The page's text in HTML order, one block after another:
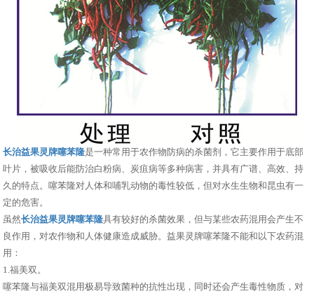
长治益果灵牌噻苯隆是一种常用于农作物防病的杀菌剂，它主要作用于底部
叶片，被吸收后能防治白粉病、炭疽病等多种病害，并具有广谱、高效、持
久的特点。噻苯隆对人体和哺乳动物的毒性较低，但对水生生物和昆虫有一
定的危害。
虽然长治益果灵牌噻苯隆具有较好的杀菌效果，但与某些农药混用会产生不
良作用，对农作物和人体健康造成威胁。益果灵牌噻苯隆不能和以下农药混
用：
1.福美双。
噻苯隆与福美双混用极易导致菌种的抗性出现，同时还会产生毒性物质，对